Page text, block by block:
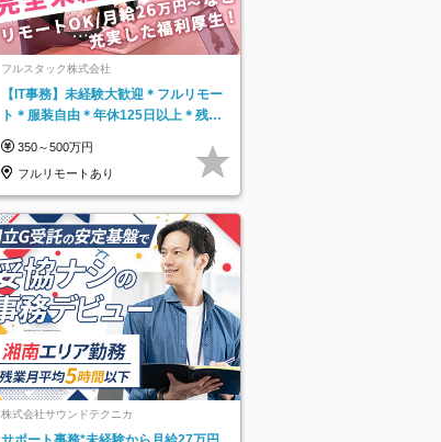
フルスタック株式会社
【IT事務】未経験大歓迎＊フルリモー
ト＊服装自由＊年休125日以上＊残業
350～500万円
フルリモートあり
株式会社サウンドテクニカ